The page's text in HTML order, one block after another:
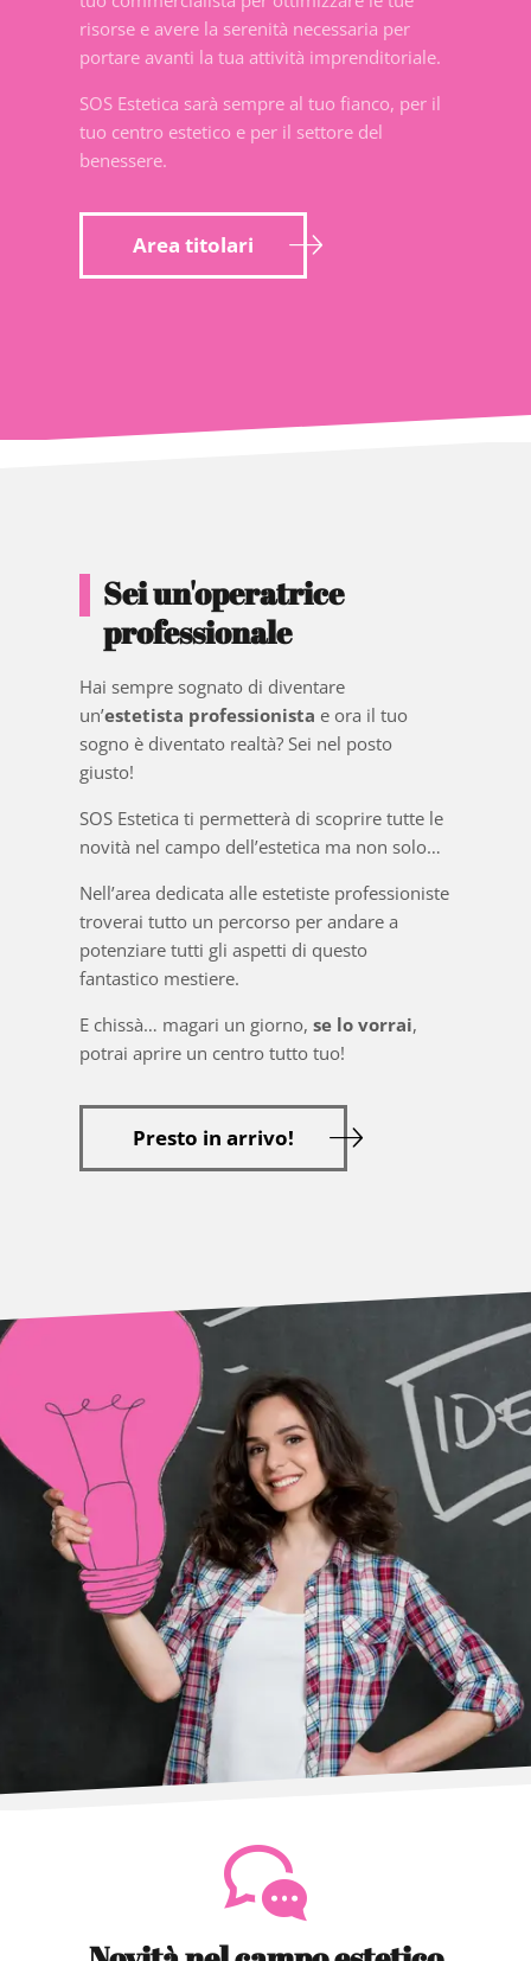
risorse e avere la serenità necessaria per
portare avanti la tua attività imprenditoriale.
SOS Estetica sarà sempre al tuo fianco, per il
tuo centro estetico e per il settore del
benessere.
Area titolari
Sei un'operatrice
professionale
Hai sempre sognato di diventare
un’estetista professionista e ora il tuo
sogno è diventato realtà? Sei nel posto
giusto!
SOS Estetica ti permetterà di scoprire tutte le
novità nel campo dell’estetica ma non solo…
Nell’area dedicata alle estetiste professioniste
troverai tutto un percorso per andare a
potenziare tutti gli aspetti di questo
fantastico mestiere.
E chissà… magari un giorno,se lo vorrai,
potrai aprire un centro tutto tuo!
Presto in arrivo!